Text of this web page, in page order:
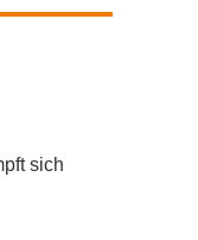
sich